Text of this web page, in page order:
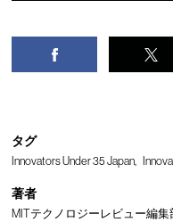
タグ
Innovators Under 35 Japan
著者
MITテクノロジーレビュー編集